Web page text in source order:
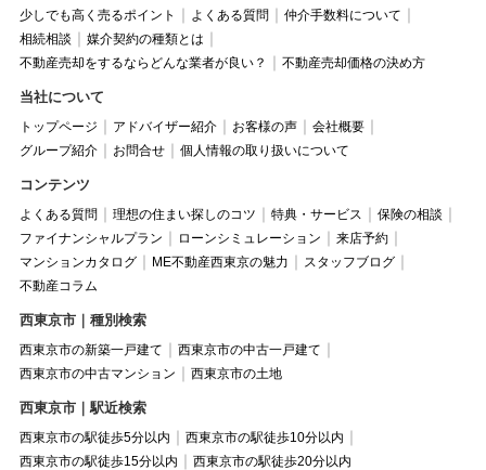
少しでも高く売るポイント
よくある質問
仲介手数料について
相続相談
媒介契約の種類とは
不動産売却をするならどんな業者が良い？
不動産売却価格の決め方
当社について
トップページ アドバイザー紹介 お客様の声
会社概要
グループ紹介
お問合せ 個人情報の取り扱いについて
コンテンツ
よくある質問 理想の住まい探しのコツ 特典・サービス
保険の相談
ファイナンシャルプラン
ローンシミュレーション
来店予約
マンションカタログ
ME不動産西東京の魅力
スタッフブログ
不動産コラム
西東京市｜種別検索
西東京市の新築一戸建て
西東京市の中古一戸建て
西東京市の中古マンション
西東京市の土地
西東京市｜駅近検索
西東京市の駅徒歩5分以内
西東京市の駅徒歩10分以内
西東京市の駅徒歩15分以内
西東京市の駅徒歩20分以内